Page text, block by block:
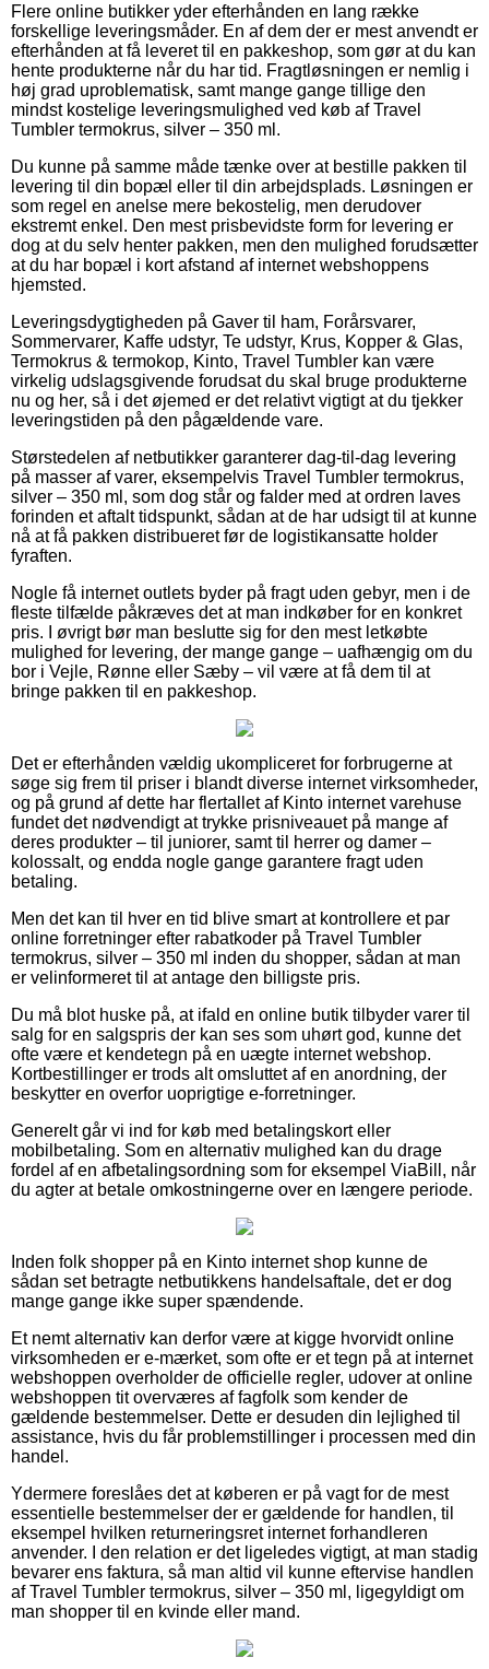
Flere online butikker yder efterhånden en lang række
forskellige leveringsmåder. En af dem der er mest anvendt er
efterhånden at få leveret til en pakkeshop, som gør at du kan
hente produkterne når du har tid. Fragtløsningen er nemlig i
høj grad uproblematisk, samt mange gange tillige den
mindst kostelige leveringsmulighed ved køb af Travel
Tumbler termokrus, silver – 350 ml.
Du kunne på samme måde tænke over at bestille pakken til
levering til din bopæl eller til din arbejdsplads. Løsningen er
som regel en anelse mere bekostelig, men derudover
ekstremt enkel. Den mest prisbevidste form for levering er
dog at du selv henter pakken, men den mulighed forudsætter
at du har bopæl i kort afstand af internet webshoppens
hjemsted.
Leveringsdygtigheden på Gaver til ham, Forårsvarer,
Sommervarer, Kaffe udstyr, Te udstyr, Krus, Kopper & Glas,
Termokrus & termokop, Kinto, Travel Tumbler kan være
virkelig udslagsgivende forudsat du skal bruge produkterne
nu og her, så i det øjemed er det relativt vigtigt at du tjekker
leveringstiden på den pågældende vare.
Størstedelen af netbutikker garanterer dag-til-dag levering
på masser af varer, eksempelvis Travel Tumbler termokrus,
silver – 350 ml, som dog står og falder med at ordren laves
forinden et aftalt tidspunkt, sådan at de har udsigt til at kunne
nå at få pakken distribueret før de logistikansatte holder
fyraften.
Nogle få internet outlets byder på fragt uden gebyr, men i de
fleste tilfælde påkræves det at man indkøber for en konkret
pris. I øvrigt bør man beslutte sig for den mest letkøbte
mulighed for levering, der mange gange – uafhængig om du
bor i Vejle, Rønne eller Sæby – vil være at få dem til at
bringe pakken til en pakkeshop.
Det er efterhånden vældig ukompliceret for forbrugerne at
søge sig frem til priser i blandt diverse internet virksomheder,
og på grund af dette har flertallet af Kinto internet varehuse
fundet det nødvendigt at trykke prisniveauet på mange af
deres produkter – til juniorer, samt til herrer og damer –
kolossalt, og endda nogle gange garantere fragt uden
betaling.
Men det kan til hver en tid blive smart at kontrollere et par
online forretninger efter rabatkoder på Travel Tumbler
termokrus, silver – 350 ml inden du shopper, sådan at man
er velinformeret til at antage den billigste pris.
Du må blot huske på, at ifald en online butik tilbyder varer til
salg for en salgspris der kan ses som uhørt god, kunne det
ofte være et kendetegn på en uægte internet webshop.
Kortbestillinger er trods alt omsluttet af en anordning, der
beskytter en overfor uoprigtige e-forretninger.
Generelt går vi ind for køb med betalingskort eller
mobilbetaling. Som en alternativ mulighed kan du drage
fordel af en afbetalingsordning som for eksempel ViaBill, når
du agter at betale omkostningerne over en længere periode.
Inden folk shopper på en Kinto internet shop kunne de
sådan set betragte netbutikkens handelsaftale, det er dog
mange gange ikke super spændende.
Et nemt alternativ kan derfor være at kigge hvorvidt online
virksomheden er e-mærket, som ofte er et tegn på at internet
webshoppen overholder de officielle regler, udover at online
webshoppen tit overværes af fagfolk som kender de
gældende bestemmelser. Dette er desuden din lejlighed til
assistance, hvis du får problemstillinger i processen med din
handel.
Ydermere foreslåes det at køberen er på vagt for de mest
essentielle bestemmelser der er gældende for handlen, til
eksempel hvilken returneringsret internet forhandleren
anvender. I den relation er det ligeledes vigtigt, at man stadig
bevarer ens faktura, så man altid vil kunne eftervise handlen
af Travel Tumbler termokrus, silver – 350 ml, ligegyldigt om
man shopper til en kvinde eller mand.